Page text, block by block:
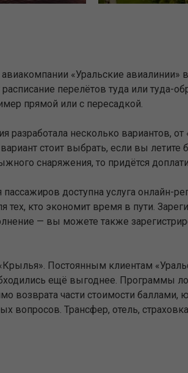
«Уральские авиалинии»
перелётов туда или туда-
прямой или с пересадкой.
несколько вариантов, от
стоит выбрать, если вы летите
снаряжения, то придётся
доступна услуга онлайн-
кто экономит время в пути.
— вы можете также
Постоянным клиентам
ещё выгоднее. Программы
возврата части стоимости баллами,
вопросов. Трансфер, отель,